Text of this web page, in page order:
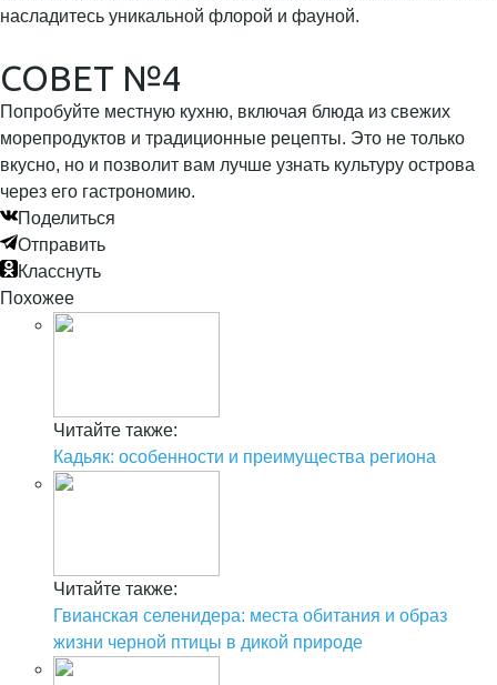
насладитесь уникальной флорой и фауной.
СОВЕТ №4
Попробуйте местную кухню, включая блюда из свежих
морепродуктов и традиционные рецепты. Это не только
вкусно, но и позволит вам лучше узнать культуру острова
через его гастрономию.
Поделиться
Отправить
Класснуть
Похожее
Читайте также:
Кадьяк: особенности и преимущества региона
Читайте также:
Гвианская селенидера: места обитания и образ
жизни черной птицы в дикой природе